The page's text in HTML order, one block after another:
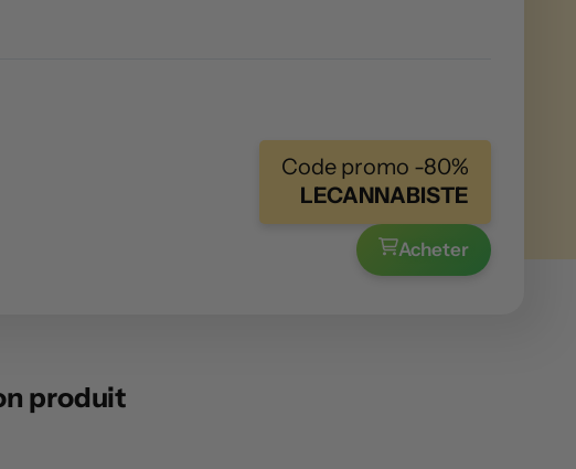
Code promo -80%
LECANNABISTE
Acheter
produit